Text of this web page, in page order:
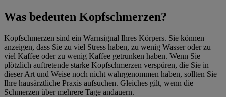
Was bedeuten Kopfschmerzen?
Kopfschmerzen sind ein Warnsignal Ihres Körpers. Sie können
anzeigen, dass Sie zu viel Stress haben, zu wenig Wasser oder zu
viel Kaffee oder zu wenig Kaffee getrunken haben. Wenn Sie
plötzlich auftretende starke Kopfschmerzen verspüren, die Sie in
dieser Art und Weise noch nicht wahrgenommen haben, sollten Sie
Ihre hausärztliche Praxis aufsuchen. Gleiches gilt, wenn die
Schmerzen über mehrere Tage andauern.